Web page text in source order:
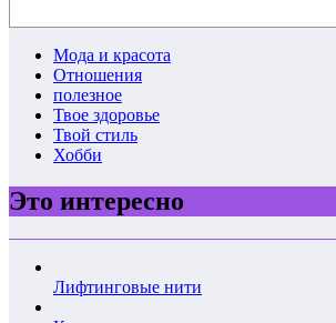
Мода и красота
Отношения
полезное
Твое здоровье
Твой стиль
Хобби
Это интересно
Лифтинговые нити